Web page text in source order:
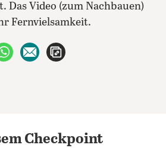
Das Video (zum Nachbauen)
Fernvielsamkeit.
teilen
X teilen
per WhatsApp teilen
per E-Mail teilen
Checkpoint